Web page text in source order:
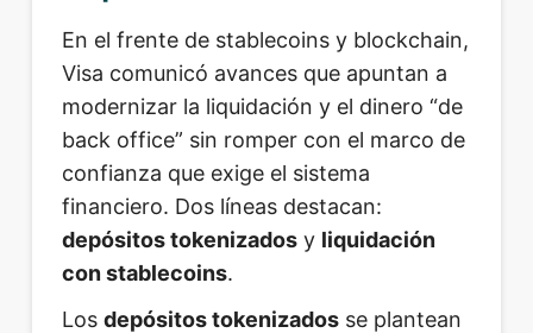
En el frente de stablecoins y blockchain,
Visa comunicó avances que apuntan a
modernizar la liquidación y el dinero “de
back office” sin romper con el marco de
confianza que exige el sistema
financiero. Dos líneas destacan:
depósitos tokenizadosy liquidación
con stablecoins.
Los depósitos tokenizadosse plantean